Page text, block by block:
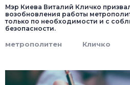
Мэр Киева Виталий Кличко
возобновления работы
только по необходимости и с
безопасности.
метрополитен Кличко